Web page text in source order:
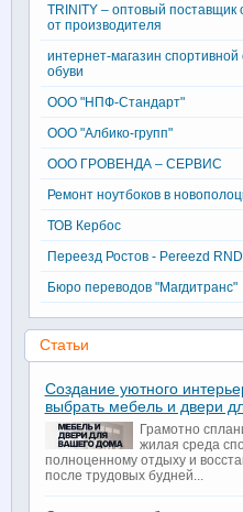
TRINITY – оптовый поставщик
от производителя
интернет-магазин
обуви
ООО "НПФ-Стандарт"
ООО "Албико-групп"
ООО ГРОВЕНДА – СЕРВИС
Ремонт ноутбоков в
ТОВ Кербос
Переезд Ростов - Pereezd RND
Бюро переводов "Магдитранс"
Статьи
Создание уютного
выбрать мебель и двери
Грамотно
жилая среда
полноценному отдыху и
после трудовых будней...